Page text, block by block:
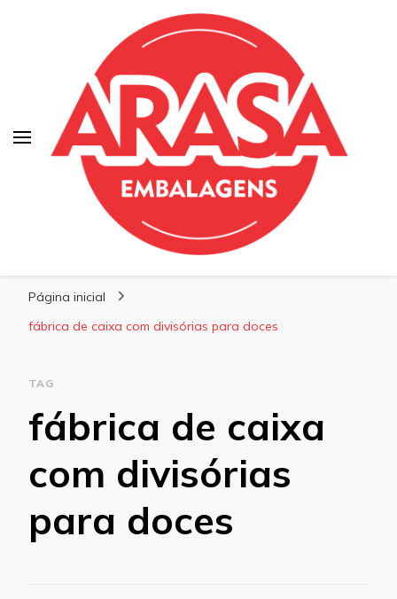
pizzas, doces e salgados. Tudo para seu
comércio com a qualidade Arasa. Leia nossos
Página inicial
fábrica de caixa com divisórias para doces
TAG
fábrica de caixa
com divisórias
para doces